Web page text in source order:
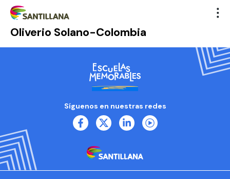
Oliverio Solano-Colombia
Síguenos en nuestras redes